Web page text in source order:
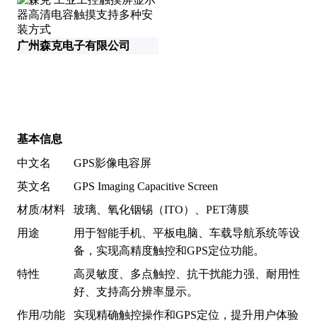
广州森克电子有限公司
基本信息
中文名
GPS影像电容屏
英文名
GPS Imaging Capacitive Screen
材质/材料
玻璃、氧化铟锡（ITO）、PET薄膜
用途
用于智能手机、平板电脑、车载导航系统等设
备，实现高精度触控和GPS定位功能。
特性
高灵敏度、多点触控、抗干扰能力强、耐用性
好、支持高分辨率显示。
作用/功能
实现精确触控操作和GPS定位，提升用户体验